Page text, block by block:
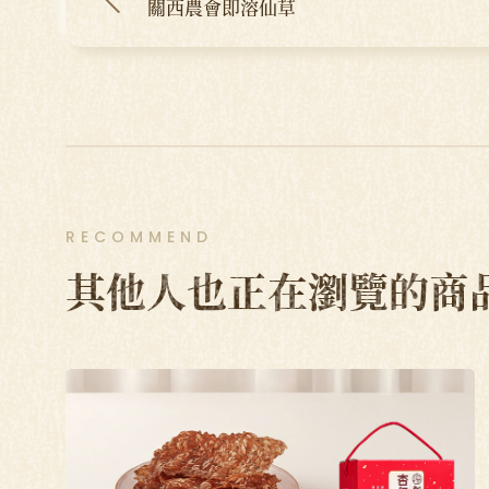
關西農會即溶仙草
RECOMMEND
其他人也正在瀏覽的商